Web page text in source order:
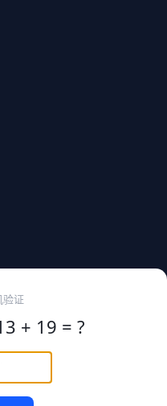
验证
+ 19 = ?